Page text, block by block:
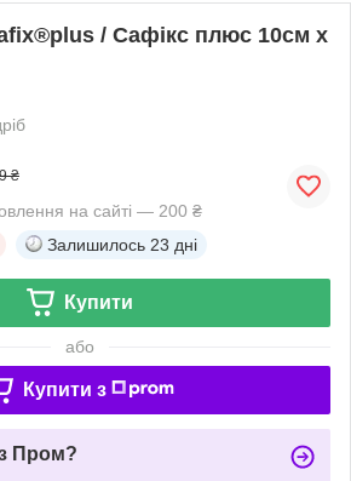
/ Сафікс плюс 10см х
₴
на сайті — 200 ₴
Залишилось 23 дні
Купити
або
Купити з
Пром?